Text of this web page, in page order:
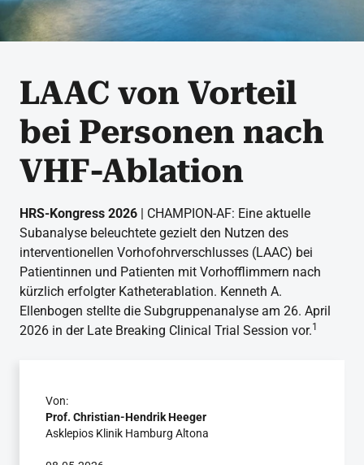
LAAC von Vorteil
bei Personen nach
VHF-Ablation
HRS-Kongress 2026 | CHAMPION-AF: Eine aktuelle
Subanalyse beleuchtete gezielt den Nutzen des
interventionellen Vorhofohrverschlusses (LAAC) bei
Patientinnen und Patienten mit Vorhofflimmern nach
kürzlich erfolgter Katheterablation. Kenneth A.
Ellenbogen stellte die Subgruppenanalyse am 26. April
2026 in der Late Breaking Clinical Trial Session vor.1
Von:
Prof. Christian-Hendrik Heeger
Asklepios Klinik Hamburg Altona